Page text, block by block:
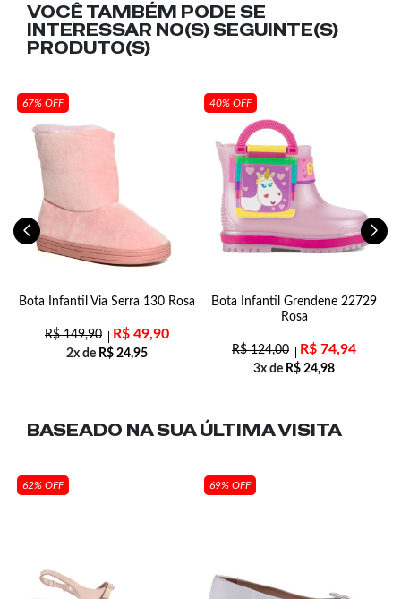
VOCÊ TAMBÉM PODE SE
INTERESSAR NO(S) SEGUINTE(S)
PRODUTO(S)
67% OFF
Bota Infantil Via Serra 130 Rosa
R$149,90 R$ 49,90
2x de R$ 24,95
40% OFF
Bota Infantil Grendene 22729
Rosa
R$124,00 R$ 74,94
3x de R$ 24,98
BASEADO NA SUAÚLTIMA VISITA
62% OFF 69% OFF